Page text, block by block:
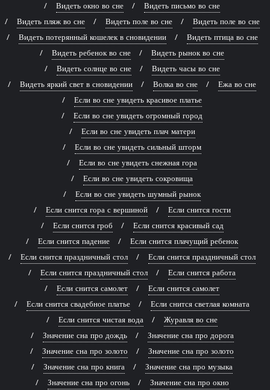
Видеть окно во сне
Видеть письмо во сне
Видеть пляж во сне
Видеть поле во сне
Видеть поле во сне
Видеть потерянный кошелек в сновидении
Видеть птица во сне
Видеть ребенок во сне
Видеть рынок во сне
Видеть солнце во сне
Видеть часы во сне
Видеть яркий свет в сновидении
Волка во сне
Ежа во сне
Если во сне увидеть красивое платье
Если во сне увидеть огромный город
Если во сне увидеть плач матери
Если во сне увидеть сильный шторм
Если во сне увидеть снежная гора
Если во сне увидеть сокровища
Если во сне увидеть шумный рынок
Если снится гора с вершиной
Если снится гости
Если снится гроб
Если снится красивый сад
Если снится падение
Если снится плачущий ребенок
Если снится праздничный стол
Если снится праздничный стол
Если снится праздничный стол
Если снится работа
Если снится самолет
Если снится самолет
Если снится свадебное платье
Если снится светлая комната
Если снится чистая вода
Журавля во сне
Значение сна про дождь
Значение сна про дорога
Значение сна про золото
Значение сна про золото
Значение сна про книга
Значение сна про музыка
Значение сна про огонь
Значение сна про окно